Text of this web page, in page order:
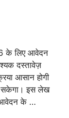
के लिए आवेदन
दस्तावेज़
आसान होगी
सकेगा। इस लेख
आवेदन के …